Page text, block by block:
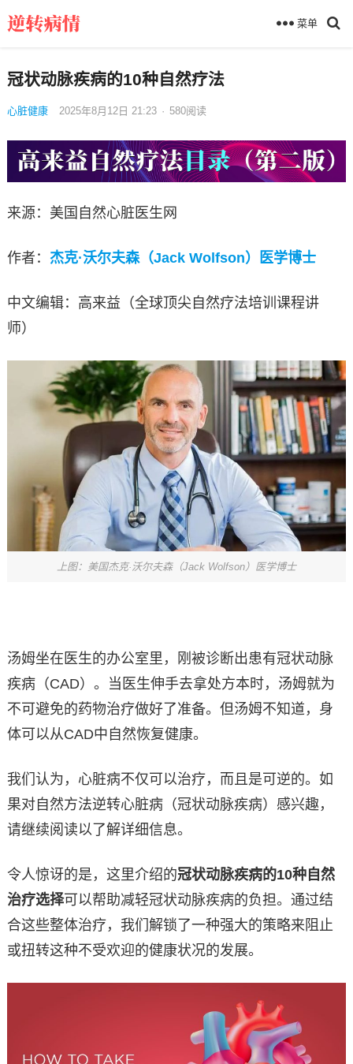
菜单
冠状动脉疾病的10种自然疗法
心脏健康 2025年8月12日 21:23 · 580阅读
来源：美国自然心脏医生网
作者： 杰克·沃尔夫森（Jack Wolfson）医学博士
中文编辑：高来益（全球顶尖自然疗法培训课程讲
师）
上图：美国杰克·沃尔夫森（Jack Wolfson）医学博士
汤姆坐在医生的办公室里，刚被诊断出患有冠状动脉
疾病（CAD）。当医生伸手去拿处方本时，汤姆就为
不可避免的药物治疗做好了准备。但汤姆不知道，身
体可以从CAD中自然恢复健康。
我们认为，心脏病不仅可以治疗，而且是可逆的。如
果对自然方法逆转心脏病（冠状动脉疾病）感兴趣，
请继续阅读以了解详细信息。
令人惊讶的是，这里介绍的冠状动脉疾病的10种自然
治疗选择可以帮助减轻冠状动脉疾病的负担。通过结
合这些整体治疗，我们解锁了一种强大的策略来阻止
或扭转这种不受欢迎的健康状况的发展。